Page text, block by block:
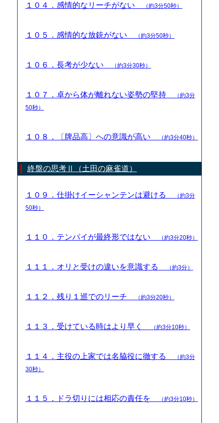
１０４．感情的なリーチがない （約3分50秒）
１０５．感情的な放銃がない （約3分50秒）
１０６．長考が少ない （約3分30秒）
１０７．卓から体が離れない姿勢の堅持
（約3分
50秒）
１０８．〔牌品高〕への意識が高い （約3分40秒）
終盤の思考Ⅱ（土田の麻雀道）
１０９．仕掛けイーシャンテンは避ける
（約3分
50秒）
１１０．テンパイが最終形ではない （約3分20秒）
１１１．オリと受けの違いを意識する （約3分）
１１２．残り１巡でのリーチ （約3分20秒）
１１３．受けている時はより早く （約3分10秒）
１１４．主役の上家では名脇役に徹する
（約3分
30秒）
１１５．ドラ切りには相応の責任を （約3分10秒）